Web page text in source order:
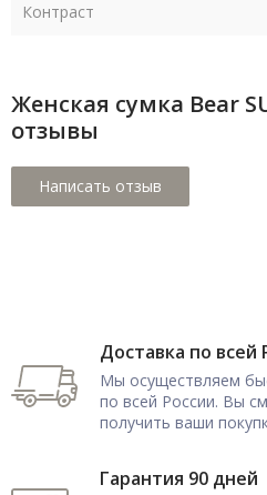
Контраст
Женская сумка Bear
отзывы
Доставка по всей
Мы осуществляем
по всей России. Вы
получить ваши
Гарантия 90 дней